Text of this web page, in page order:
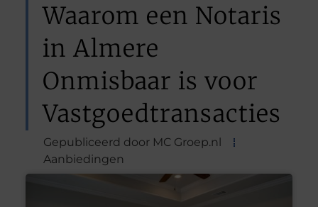
Waarom een Notaris
in Almere
Onmisbaar is voor
Vastgoedtransacties
Gepubliceerd door MC Groep.nl
Aanbiedingen